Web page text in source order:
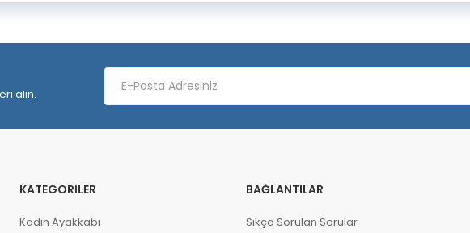
alın.
KATEGORILER
Kadın Ayakkabı
BAĞLANTILAR
Sıkça Sorulan Sorular